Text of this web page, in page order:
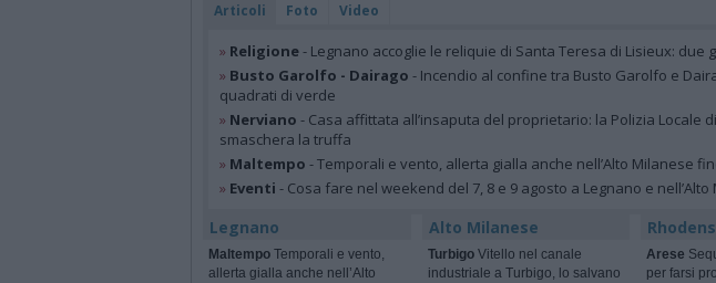
Articoli Foto Video
» Religione- Legnano accoglie le reliquie di Santa Teresa di Lisieux:
» Busto Garolfo - Dairago - Incendio al confine tra Busto Garolfo e
quadrati di verde
» Nerviano - Casa affittata all’insaputa del proprietario: la Polizia Locale
smaschera la truffa
» Maltempo - Temporali e vento, allerta gialla anche nell’Alto Milanese
» Eventi - Cosa fare nel weekend del 7, 8 e 9 agosto a Legnano e nell’Alto
Legnano
Maltempo Temporali e vento,
allerta gialla anche nell’Alto
Alto Milanese
TurbigoVitello nel canale
industriale a Turbigo, lo salvano
Arese
per farsi